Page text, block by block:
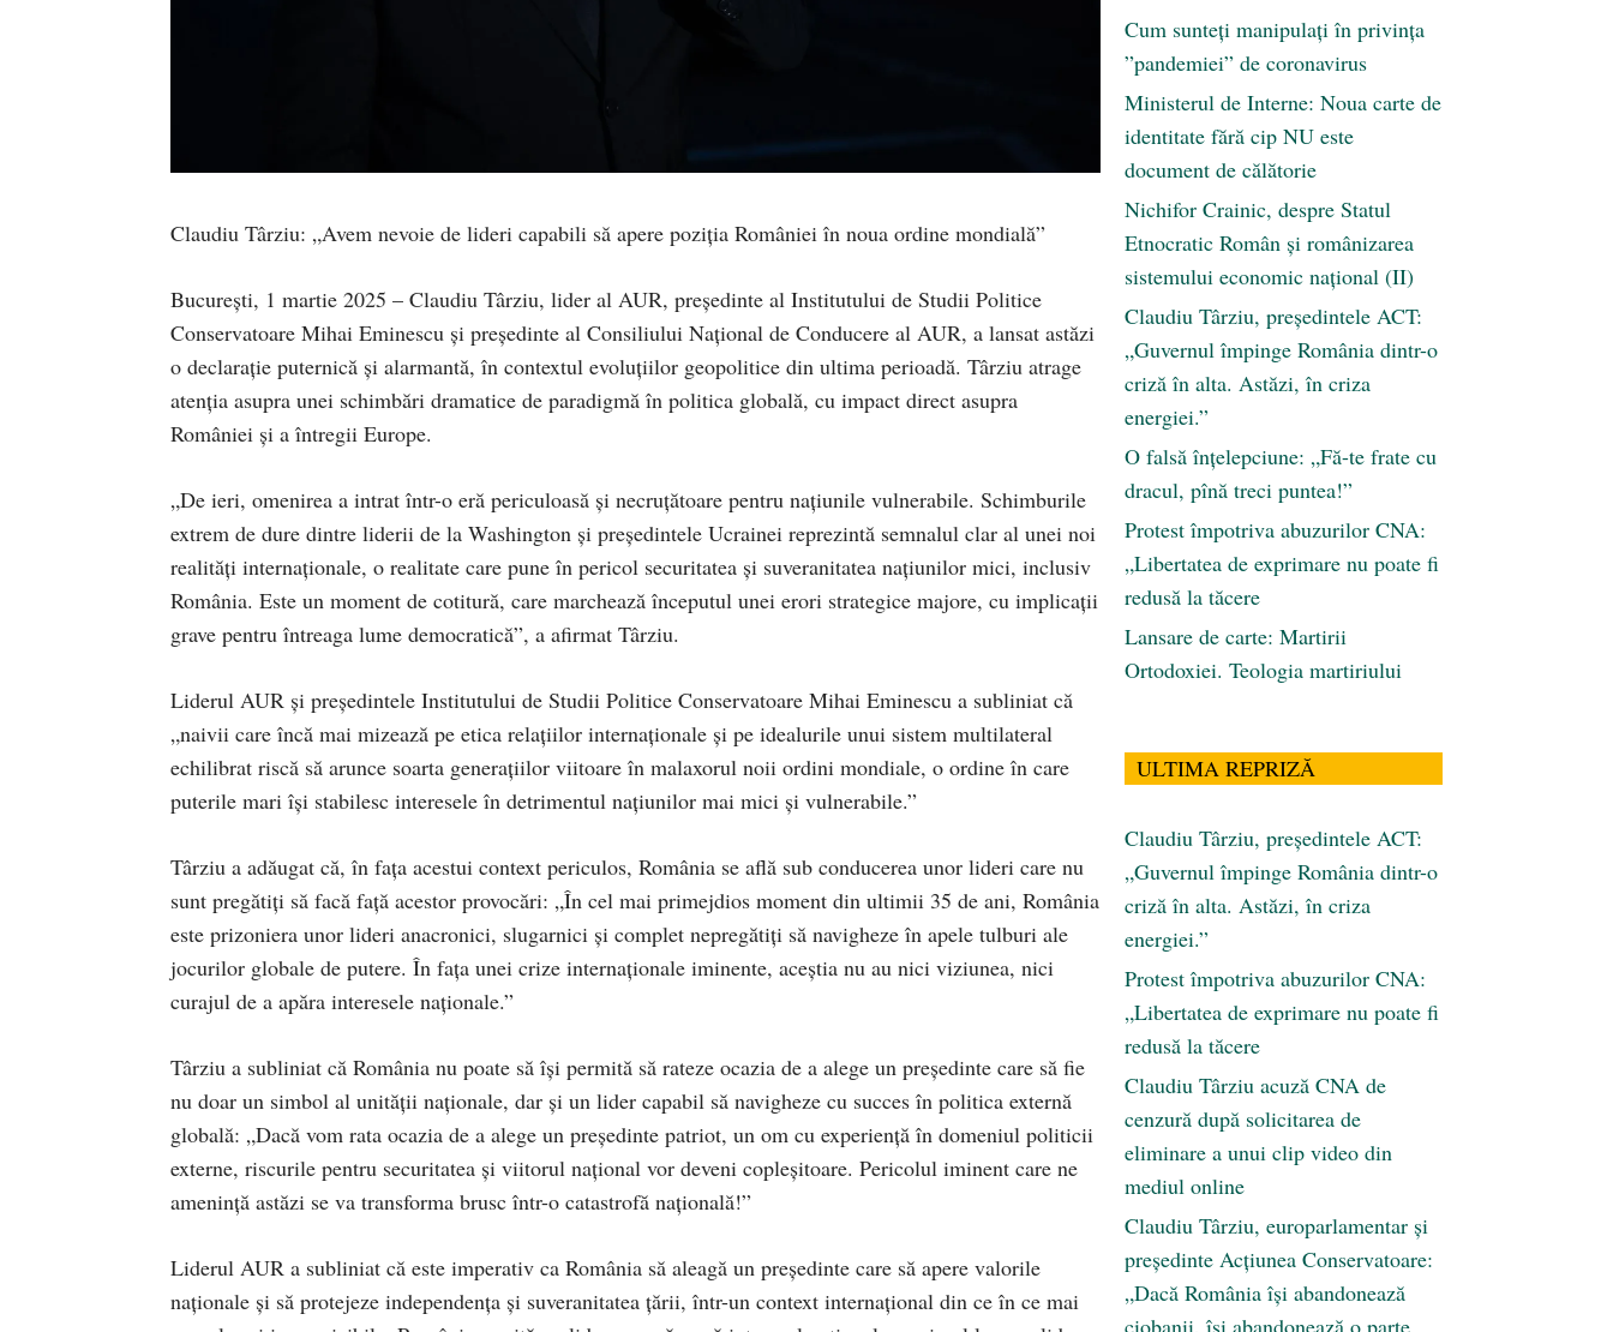
Claudiu Târziu: „Avem nevoie de lideri capabili să apere poziția României în noua ordine mondială”
București, 1 martie 2025 – Claudiu Târziu, lider al AUR, președinte al Institutului de Studii Politice
Conservatoare Mihai Eminescu și președinte al Consiliului Național de Conducere al AUR, a lansat astăzi
o declarație puternică și alarmantă, în contextul evoluțiilor geopolitice din ultima perioadă. Târziu atrage
atenția asupra unei schimbări dramatice de paradigmă în politica globală, cu impact direct asupra
României și a întregii Europe.
„De ieri, omenirea a intrat într-o eră periculoasă și necruțătoare pentru națiunile vulnerabile. Schimburile
extrem de dure dintre liderii de la Washington și președintele Ucrainei reprezintă semnalul clar al unei noi
realități internaționale, o realitate care pune în pericol securitatea și suveranitatea națiunilor mici, inclusiv
România. Este un moment de cotitură, care marchează începutul unei erori strategice majore, cu implicații
grave pentru întreaga lume democratică”, a afirmat Târziu.
Liderul AUR și președintele Institutului de Studii Politice Conservatoare Mihai Eminescu a subliniat că
„naivii care încă mai mizează pe etica relațiilor internaționale și pe idealurile unui sistem multilateral
echilibrat riscă să arunce soarta generațiilor viitoare în malaxorul noii ordini mondiale, o ordine în care
puterile mari își stabilesc interesele în detrimentul națiunilor mai mici și vulnerabile.”
Târziu a adăugat că, în fața acestui context periculos, România se află sub conducerea unor lideri care nu
sunt pregătiți să facă față acestor provocări: „În cel mai primejdios moment din ultimii 35 de ani, România
este prizoniera unor lideri anacronici, slugarnici și complet nepregătiți să navigheze în apele tulburi ale
jocurilor globale de putere. În fața unei crize internaționale iminente, aceștia nu au nici viziunea, nici
curajul de a apăra interesele naționale.”
Târziu a subliniat că România nu poate să își permită să rateze ocazia de a alege un președinte care să fie
nu doar un simbol al unității naționale, dar și un lider capabil să navigheze cu succes în politica externă
globală: „Dacă vom rata ocazia de a alege un președinte patriot, un om cu experiență în domeniul politicii
externe, riscurile pentru securitatea și viitorul național vor deveni copleșitoare. Pericolul iminent care ne
amenință astăzi se va transforma brusc într-o catastrofă națională!”
Liderul AUR a subliniat că este imperativ ca România să aleagă un președinte care să apere valorile
naționale și să protejeze independența și suveranitatea țării, într-un context internațional din ce în ce mai
Cum sunteți manipulați în privința
”pandemiei” de coronavirus
Ministerul de Interne: Noua carte de
identitate fără cip NU este
document de călătorie
Nichifor Crainic, despre Statul
Etnocratic Român şi românizarea
sistemului economic naţional (II)
Claudiu Târziu, președintele ACT:
„Guvernul împinge România dintr-o
criză în alta. Astăzi, în criza
energiei.”
O falsă înțelepciune: „Fă-te frate cu
dracul, pînă treci puntea!”
Protest împotriva abuzurilor CNA:
„Libertatea de exprimare nu poate fi
redusă la tăcere
Lansare de carte: Martirii
Ortodoxiei. Teologia martiriului
ULTIMA REPRIZĂ
Claudiu Târziu, președintele ACT:
„Guvernul împinge România dintr-o
criză în alta. Astăzi, în criza
energiei.”
Protest împotriva abuzurilor CNA:
„Libertatea de exprimare nu poate fi
redusă la tăcere
Claudiu Târziu acuză CNA de
cenzură după solicitarea de
eliminare a unui clip video din
mediul online
Claudiu Târziu, europarlamentar și
președinte Acțiunea Conservatoare:
„Dacă România își abandonează